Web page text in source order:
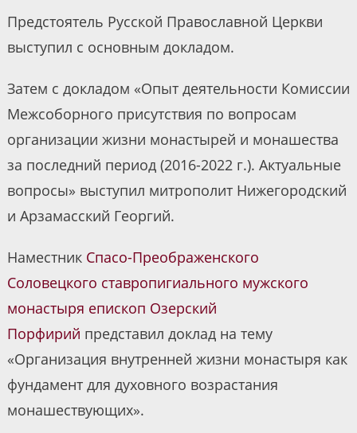
Предстоятель Русской Православной Церкви
выступил с основным докладом.
Затем с докладом «Опыт деятельности Комиссии
Межсоборного присутствия по вопросам
организации жизни монастырей и монашества
за последний период (2016-2022 г.). Актуальные
вопросы» выступил митрополит Нижегородский
и Арзамасский Георгий.
Наместник Спасо-Преображенского
Соловецкого ставропигиального мужского
монастыря епископ Озерский
Порфирий представил доклад на тему
«Организация внутренней жизни монастыря как
фундамент для духовного возрастания
монашествующих».